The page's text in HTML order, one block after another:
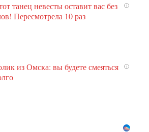
i
танец невесты оставит вас без
Пересмотрела 10 раз
i
из Омска: вы будете смеяться